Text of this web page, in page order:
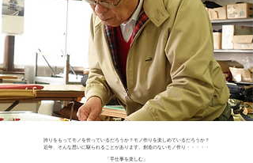
誇りをもってモノを作っているだろうか？モノ作りを楽しめているだろうか？
近年、そんな思いに駆られることがあります。創造のないモノ作り・・・・・
「手仕事を楽しむ」